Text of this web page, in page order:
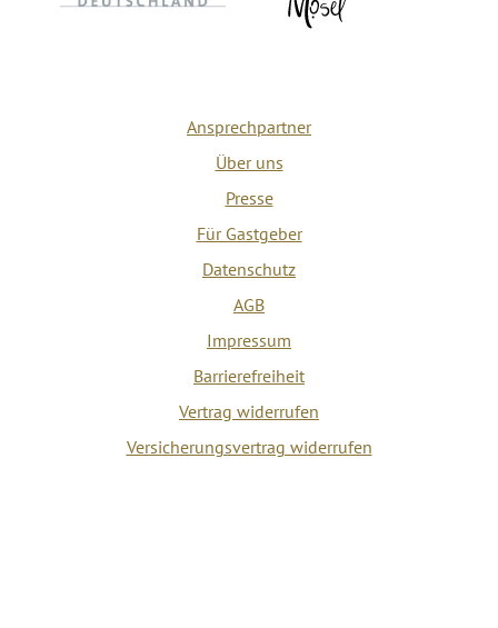
Ansprechpartner
Über uns
Presse
Für Gastgeber
Datenschutz
AGB
Impressum
Barrierefreiheit
Vertrag widerrufen
Versicherungsvertrag widerrufen